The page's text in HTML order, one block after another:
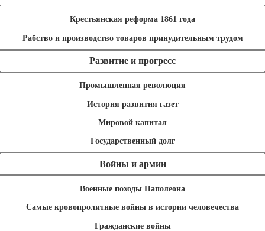
Крестьянская реформа 1861 года
Рабство и производство товаров принудительным трудом
Развитие и прогресс
Промышленная революция
История развития газет
Мировой капитал
Государственный долг
Войны и армии
Военные походы Наполеона
Самые кровопролитные войны в истории человечества
Гражданские войны